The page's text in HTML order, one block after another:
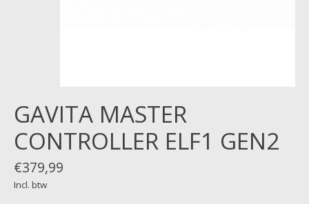
GAVITA MASTER
CONTROLLER ELF1 GEN2
€379,99
Incl. btw